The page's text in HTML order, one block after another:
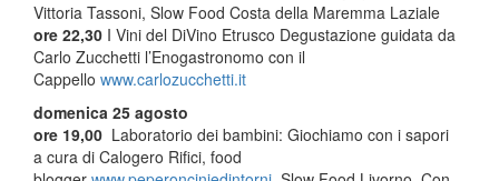
Vittoria Tassoni, Slow Food Costa della Maremma Laziale
ore 22,30 I Vini del DiVino Etrusco Degustazione guidata da
Carlo Zucchetti l’Enogastronomo con il
Cappello www.carlozucchetti.it
domenica 25 agosto
ore 19,00 Laboratorio dei bambini: Giochiamo con i sapori
a cura di Calogero Rifici, food